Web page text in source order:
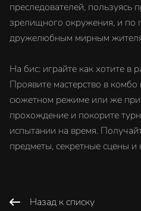
преследователей, пользуясь
зрелищного окружения, и по
дружелюбным мирным
На бис: играйте как хотите
Проявите мастерство в
сюжетном режиме или же
прохождение и покорите
испытании на время.
предметы, секретные сцены
Назад к списку